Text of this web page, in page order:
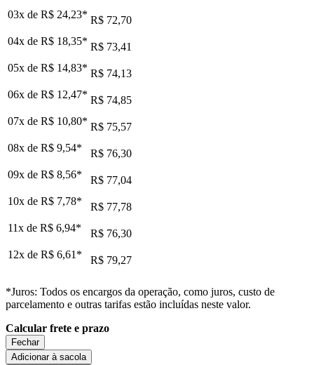
03x de R$ 24,23* R$ 72,70
04x de R$ 18,35* R$ 73,41
05x de R$ 14,83* R$ 74,13
06x de R$ 12,47* R$ 74,85
07x de R$ 10,80* R$ 75,57
08x de R$ 9,54*
R$ 76,30
09x de R$ 8,56*
R$ 77,04
10x de R$ 7,78*
R$ 77,78
11x de R$ 6,94*
R$ 76,30
12x de R$ 6,61 * R$ 79,27
*Juros: Todos os encargos da operação, como juros, custo de
parcelamento e outras tarifas estão incluídas neste valor.
Calcular frete e prazo
Fechar
Adicionar à sacola